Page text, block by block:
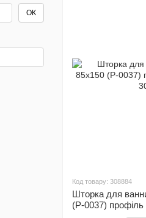
Код товару: 308884
Шторка для
(P-0037)
ОК